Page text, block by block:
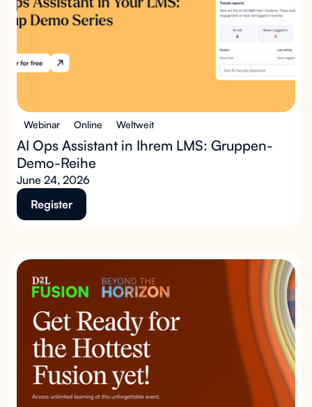
Webinar Online Weltweit
AI Ops Assistant in Ihrem LMS: Gruppen-
Demo-Reihe
June 24, 2026
Register